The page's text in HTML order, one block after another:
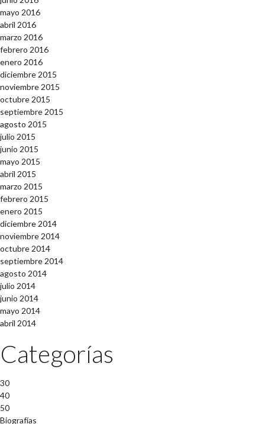
mayo 2016
abril 2016
marzo 2016
febrero 2016
enero 2016
diciembre 2015
noviembre 2015
octubre 2015
septiembre 2015
agosto 2015
julio 2015
junio 2015
mayo 2015
abril 2015
marzo 2015
febrero 2015
enero 2015
diciembre 2014
noviembre 2014
octubre 2014
septiembre 2014
agosto 2014
julio 2014
junio 2014
mayo 2014
abril 2014
Categorías
30
40
50
Biografías